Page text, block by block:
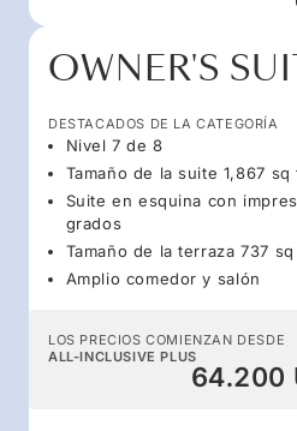
OWNER'S
DESTACADOS DE LA CATEGORÍA
Nivel 7 de 8
Tamaño de la suite 1,867 sq
Suite en esquina con
grados
Tamaño de la terraza 737
Amplio comedor y salón
LOS PRECIOS COMIENZAN DESDE
ALL-INCLUSIVE PLUS
64.200